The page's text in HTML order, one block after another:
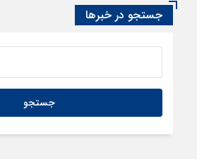
جستجو در خبرها